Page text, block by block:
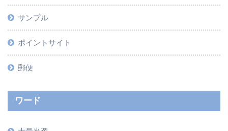
サンプル
ポイントサイト
郵便
ワード